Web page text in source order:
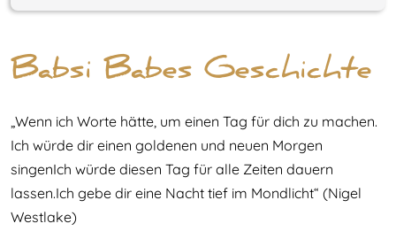
Babsi Babes Geschichte
„Wenn ich Worte hätte, um einen Tag für dich zu machen.
Ich würde dir einen goldenen und neuen Morgen
singenIch würde diesen Tag für alle Zeiten dauern
lassen.Ich gebe dir eine Nacht tief im Mondlicht“ (Nigel
Westlake)